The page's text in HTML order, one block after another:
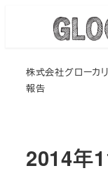
株式会社グローカ
報告
2014年